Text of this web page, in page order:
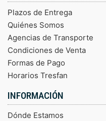
Plazos de Entrega
Quiénes Somos
Agencias de Transporte
Condiciones de Venta
Formas de Pago
Horarios Tresfan
INFORMACIÓN
Dónde Estamos